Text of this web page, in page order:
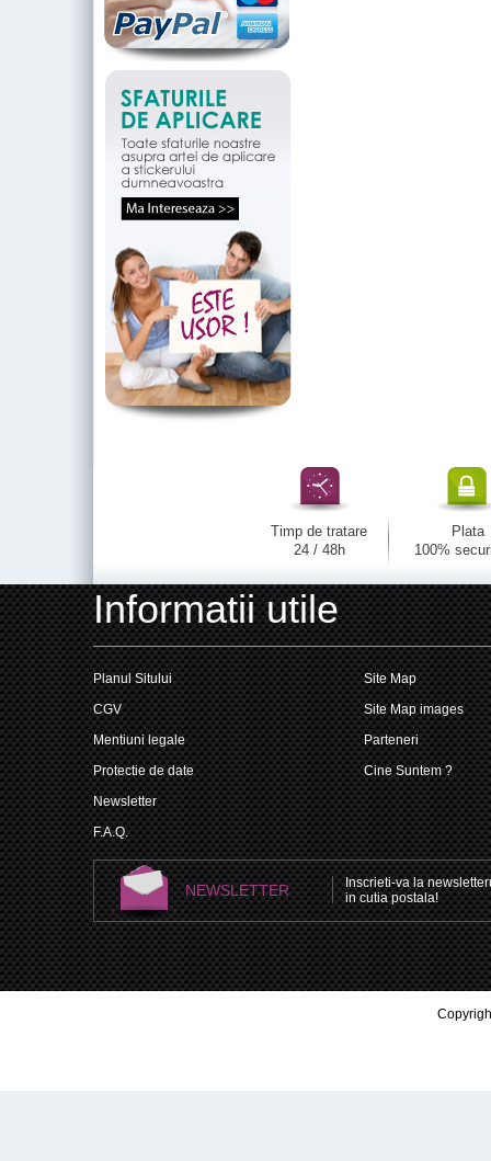
Timp de tratare
24 / 48h
Plata
100%
Informatii utile
Planul Sitului
CGV
Mentiuni legale
Protectie de date
Newsletter
F.A.Q.
Site Map
Site Map images
Parteneri
Cine Suntem ?
NEWSLETTER
Inscrieti-va la
in cutia postala!